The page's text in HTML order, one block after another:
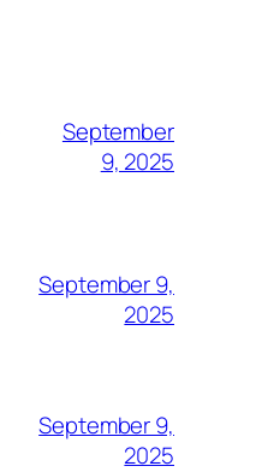
September
9, 2025
September 9,
2025
September 9,
2025